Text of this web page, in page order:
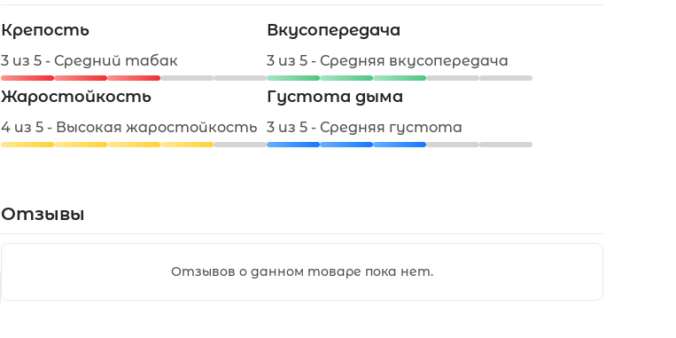
Крепость
3 из 5 - Средний табак
Вкусопередача
3 из 5 - Средняя вкусопередача
Жаростойкость
4 из 5 - Высокая жаростойкость
Густота дыма
3 из 5 - Средняя густота
Отзывы
Отзывов о данном товаре пока нет.